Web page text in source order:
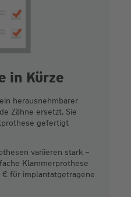
in Kürze
herausnehmbarer
Zähne ersetzt. Sie
gefertigt
variieren stark –
Klammerprothese
€ für implantatgetragene